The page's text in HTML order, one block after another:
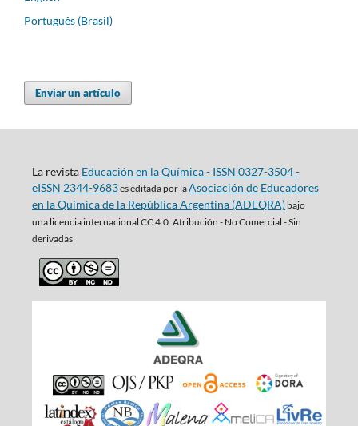
Português (Brasil)
Enviar un artículo
La revista Educación en la Química - ISSN 0327-3504 -
eISSN 2344-9683es editada por laAsociación de Educadores
en la Química de la República Argentina (ADEQRA)bajo
una licencia internacional CC 4.0. Atribución - No Comercial - Sin
derivadas